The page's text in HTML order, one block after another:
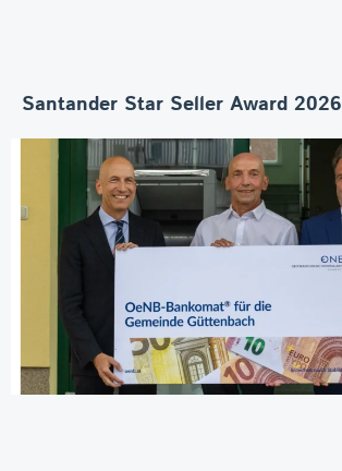
Santander Star Seller Award 2026